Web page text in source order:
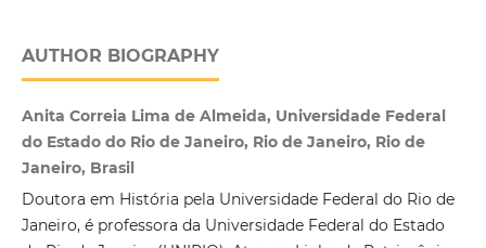
AUTHOR BIOGRAPHY
Anita Correia Lima de Almeida, Universidade Federal
do Estado do Rio de Janeiro, Rio de Janeiro, Rio de
Janeiro, Brasil
Doutora em História pela Universidade Federal do Rio de
Janeiro, é professora da Universidade Federal do Estado